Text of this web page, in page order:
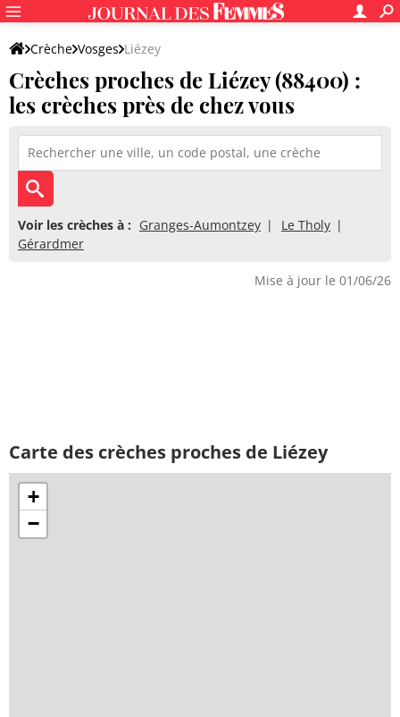
Crèche Vosges Liézey
Crèches proches de Liézey (88400) :
les crèches près de chez vous
Voir les crèches à : Granges-Aumontzey
Le Tholy
Gérardmer
Mise à jour le 01/06/26
Carte des crèches proches de Liézey
+
−